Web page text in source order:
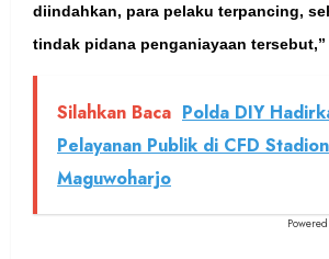
diindahkan, para pelaku terpancing,
tindak pidana penganiayaan
Silahkan Baca Polda DIY
Pelayanan Publik di CFD Stadion
Maguwoharjo